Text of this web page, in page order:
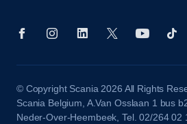
© Copyright Scania 2026 All Rights
Scania Belgium, A.Van Osslaan 1 bus
Neder-Over-Heembeek, Tel. 02/264 02